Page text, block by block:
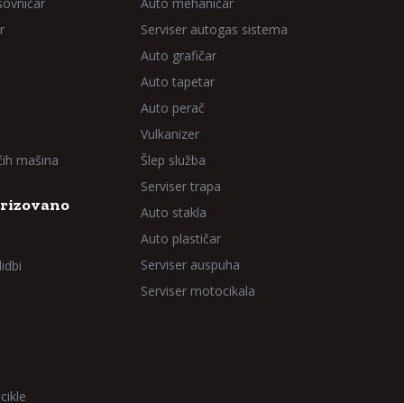
mašina
Serviser autogas sistema
Auto grafičar
Auto tapetar
Auto perač
Vulkanizer
Šlep služba
Serviser trapa
Auto stakla
Auto plastičar
Serviser auspuha
Serviser motocikala